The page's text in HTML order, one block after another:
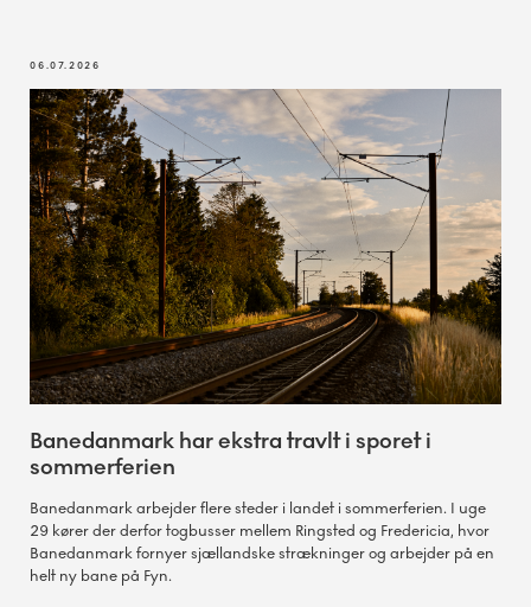
06.07.2026
Banedanmark har ekstra travlt i sporet i
sommerferien
Banedanmark arbejder flere steder i landet i sommerferien. I uge
29 kører der derfor togbusser mellem Ringsted og Fredericia, hvor
Banedanmark fornyer sjællandske strækninger og arbejder på en
helt ny bane på Fyn.